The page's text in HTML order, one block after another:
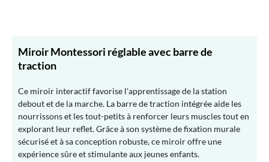
Miroir Montessori réglable avec barre de
traction
Ce miroir interactif favorise l'apprentissage de la station
debout et de la marche. La barre de traction intégrée aide les
nourrissons et les tout-petits à renforcer leurs muscles tout en
explorant leur reflet. Grâce à son système de fixation murale
sécurisé et à sa conception robuste, ce miroir offre une
expérience sûre et stimulante aux jeunes enfants.